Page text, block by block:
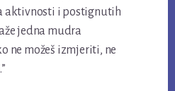
aktivnosti i postignutih
jedna mudra
ne možeš izmjeriti, ne